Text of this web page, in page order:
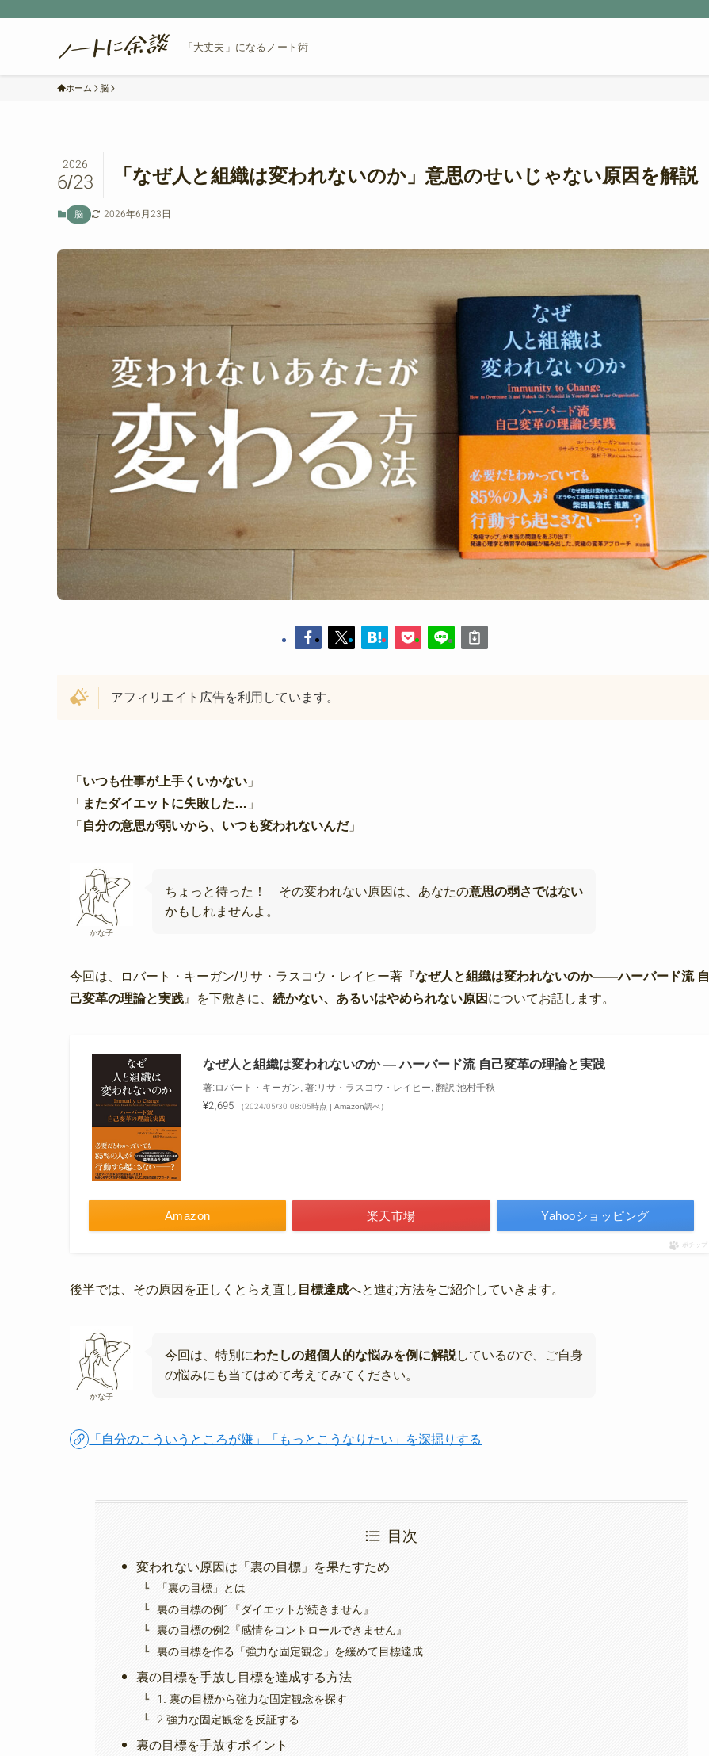
「大丈夫」になるノート術
ホーム 脳
「なぜ人と組織は変われないのか」意思のせいじゃない原因を解説
2026
6/23
脳 2026年6月23日
アフィリエイト広告を利用しています。
「 いつも仕事が上手くいかない 」
「 またダイエットに失敗した… 」
「 自分の意思が弱いから、いつも変われないんだ」
かな子
ちょっと待った！ その変われない原因は、あなたの意思の弱さではない
かもしれませんよ。
今回は、ロバート・キーガン/リサ・ラスコウ・レイヒー著『なぜ人と組織は変われないのか――ハーバード流 自
己変革の理論と実践』を下敷きに、 続かない、あるいはやめられない原因 についてお話します。
なぜ人と組織は変われないのか ― ハーバード流 自己変革の理論と実践
著:ロバート・キーガン, 著:リサ・ラスコウ・レイヒー, 翻訳:池村千秋
¥2,695 （2024/05/30 08:05時点 | Amazon調べ）
Amazon 楽天市場 Yahooショッピング
ポチップ
後半では、その原因を正しくとらえ直し 目標達成へと進む方法をご紹介していきます。
かな子
今回は、特別にわたしの超個人的な悩みを例に解説しているので、ご自身
の悩みにも当てはめて考えてみてください。
「自分のこういうところが嫌」「もっとこうなりたい」を深掘りする
目次
変われない原因は「裏の目標」を果たすため
「裏の目標」とは
裏の目標の例1『ダイエットが続きません』
裏の目標の例2『感情をコントロールできません』
裏の目標を作る「強力な固定観念」を緩めて目標達成
裏の目標を手放し目標を達成する方法
1. 裏の目標から強力な固定観念を探す
2.強力な固定観念を反証する
裏の目標を手放すポイント